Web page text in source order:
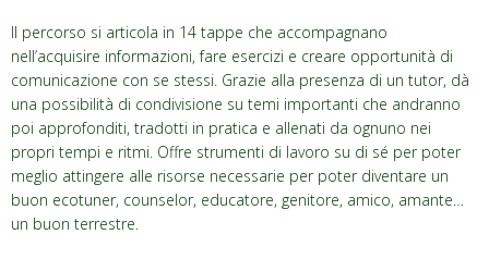
Il percorso si articola in 14 tappe che accompagnano
nell’acquisire informazioni, fare esercizi e creare opportunità di
comunicazione con se stessi. Grazie alla presenza di un tutor, dà
una possibilità di condivisione su temi importanti che andranno
poi approfonditi, tradotti in pratica e allenati da ognuno nei
propri tempi e ritmi. Offre strumenti di lavoro su di sé per poter
meglio attingere alle risorse necessarie per poter diventare un
buon ecotuner, counselor, educatore, genitore, amico, amante…
un buon terrestre.